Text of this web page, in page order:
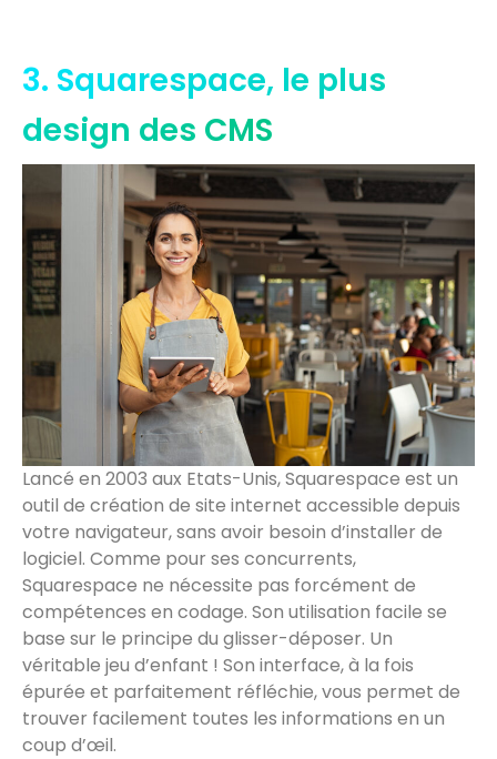
3. Squarespace, le plus
design des CMS
Lancé en 2003 aux Etats-Unis, Squarespace est un
outil de création de site internet accessible depuis
votre navigateur, sans avoir besoin d’installer de
logiciel. Comme pour ses concurrents,
Squarespace ne nécessite pas forcément de
compétences en codage. Son utilisation facile se
base sur le principe du glisser-déposer. Un
véritable jeu d’enfant ! Son interface, à la fois
épurée et parfaitement réfléchie, vous permet de
trouver facilement toutes les informations en un
coup d’œil.